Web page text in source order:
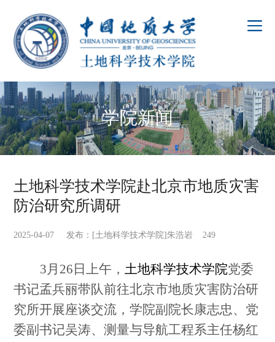
学院新闻
土地科学技术学院赴北京市地质灾害
防治研究所调研
2025-04-07 发布：[土地科学技术学院]朱浩岩 249
3月26日上午， 土地科学技术学院党委
书记孟兵丽带队前往北京市地质灾害防治研
究所开展座谈交流，学院副院长康志忠、党
委副书记吴涛、测量与导航工程系主任杨红